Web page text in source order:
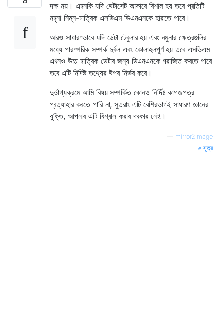
দক্ষ নয়। এমনকি যদি ডেটাসেট আকারে বিশাল হয় তবে প্রতিটি
নমুনা নিম্ন-মাত্রিক এসভিএম ডিএনএনকে হারাতে পারে।
আরও সাধারণভাবে যদি ডেটা টেবুলার হয় এবং নমুনার ক্ষেত্রগুলির
মধ্যে পারস্পরিক সম্পর্ক দুর্বল এবং কোলাহলপূর্ণ হয় তবে এসভিএম
এখনও উচ্চ মাত্রিক ডেটার জন্য ডিএনএনকে পরাজিত করতে পারে
তবে এটি নির্দিষ্ট তথ্যের উপর নির্ভর করে।
দুর্ভাগ্যক্রমে আমি বিষয় সম্পর্কিত কোনও নির্দিষ্ট কাগজপত্র
প্রত্যাহার করতে পারি না, সুতরাং এটি বেশিরভাগই সাধারণ জ্ঞানের
যুক্তি, আপনার এটি বিশ্বাস করার দরকার নেই।
mirror2image
সূত্র